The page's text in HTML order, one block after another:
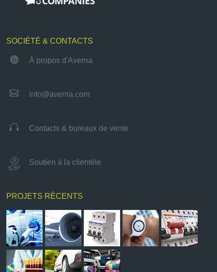
SOCIÉTÉ & CONTACTS
 À propos d'Averna
 info@averna.com
 Contacts & bureaux de vente
Soutien à la clientèle
PROJETS RÉCENTS